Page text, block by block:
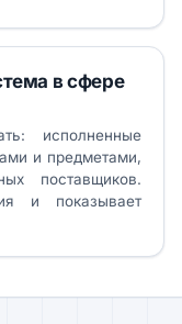
в сфере
исполненные
и предметами,
поставщиков.
и показывает